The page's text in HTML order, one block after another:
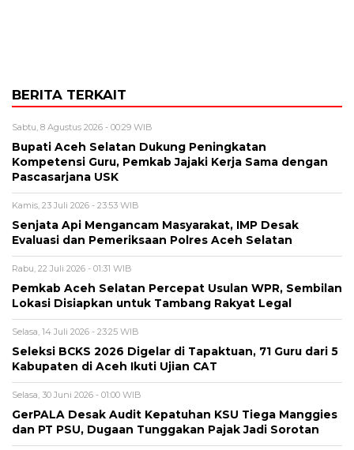
BERITA TERKAIT
Sabtu, 8 Agustus 2026 - 00:29 WIB
Bupati Aceh Selatan Dukung Peningkatan
Kompetensi Guru, Pemkab Jajaki Kerja Sama dengan
Pascasarjana USK
Kamis, 23 Juli 2026 - 23:53 WIB
Senjata Api Mengancam Masyarakat, IMP Desak
Evaluasi dan Pemeriksaan Polres Aceh Selatan
Rabu, 22 Juli 2026 - 01:31 WIB
Pemkab Aceh Selatan Percepat Usulan WPR, Sembilan
Lokasi Disiapkan untuk Tambang Rakyat Legal
Selasa, 14 Juli 2026 - 23:25 WIB
Seleksi BCKS 2026 Digelar di Tapaktuan, 71 Guru dari 5
Kabupaten di Aceh Ikuti Ujian CAT
Selasa, 30 Juni 2026 - 01:00 WIB
GerPALA Desak Audit Kepatuhan KSU Tiega Manggies
dan PT PSU, Dugaan Tunggakan Pajak Jadi Sorotan